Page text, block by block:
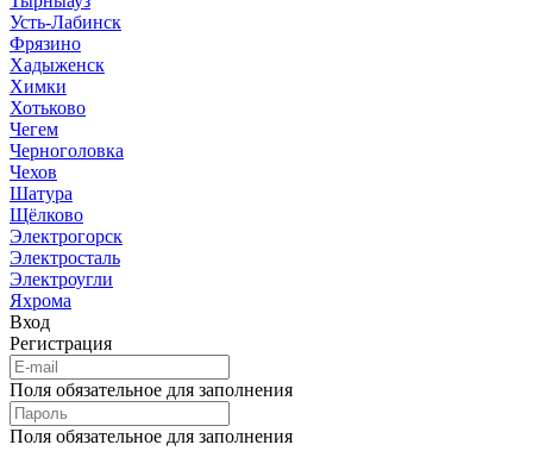
Усть-Лабинск
Фрязино
Хадыженск
Химки
Хотьково
Чегем
Черноголовка
Чехов
Шатура
Щёлково
Электрогорск
Электросталь
Электроугли
Яхрома
Вход
Регистрация
Поля обязательное для заполнения
Поля обязательное для заполнения